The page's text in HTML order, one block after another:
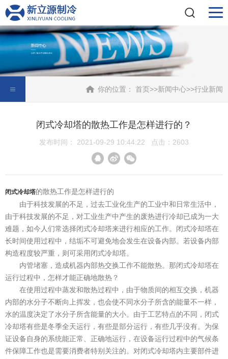
你的位置： 首页>>新闻中心>>行业新闻
闭式冷却塔的散热工作是怎样进行的？
发布时间： 2021-09-29 10:44:22 点击：2603
闭式冷却塔的散热工作是怎样进行的
由于科技发展的不足，过去工业化生产的工业中和日常生活中，
由于科技发展的不足，对工业生产中产生的废热进行冷却已成为一大
难题，如今人们常选择闭式冷却塔来进行相应的工作。闭式冷却塔在
长时间使用过程中，结垢不可避免地会发生在设备内部。若设备内部
构造程度较严重，则可采用闭式冷却塔。
内管堵塞，造成机器内部热交换工作不能散热。那闭式冷却塔在
运行过程中，怎样才能正确地散热？
在使用过程中蒸发和散热过程中，由于物质间的相互交换，机器
内部的水分子不断向上挥发，也会使不同水分子所含的能量不一样，
水的温度决定了水分子所含能量的大小。由于工艺特点的不同，闭式
冷却塔有些是冬季全天运行，有些是部分运行，有些几乎没有。为保
证设备自身的系统能正常、正确地运行，在设备运行过程中的气候条
件保障工作也是需要消费者特别关注的。对闭式冷却塔内主要部件进